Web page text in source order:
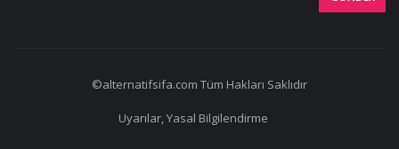
©alternatifsifa.com Tüm Hakları Saklıdır
Uyarılar, Yasal Bilgilendirme